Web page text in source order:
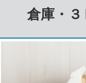
倉庫・